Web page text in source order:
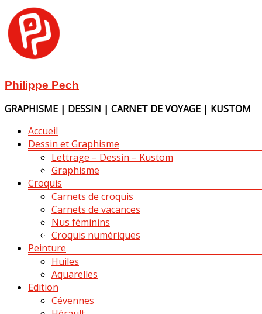
Aller
au
contenu
Philippe Pech
GRAPHISME | DESSIN | CARNET DE VOYAGE | KUSTOM
MenuAccueil
Dessin et Graphisme
Lettrage – Dessin – Kustom
Graphisme
Croquis
Carnets de croquis
Carnets de vacances
Nus féminins
Croquis numériques
Peinture
Huiles
Aquarelles
Edition
Cévennes